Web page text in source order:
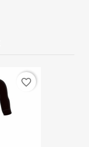
favorite_border